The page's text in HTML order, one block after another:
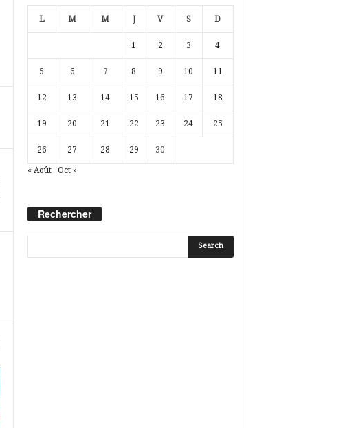
L M M J V S D
1 2 3 4
5 6 7 8 9 10 11
12 13 14 15 16 17 18
19 20 21 22 23 24 25
26 27 28 29 30
« Août Oct »
Rechercher